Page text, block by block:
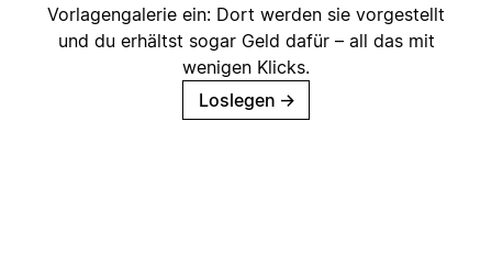
Vorlagengalerie ein: Dort werden sie vorgestellt
und du erhältst sogar Geld dafür – all das mit
wenigen Klicks.
Loslegen →